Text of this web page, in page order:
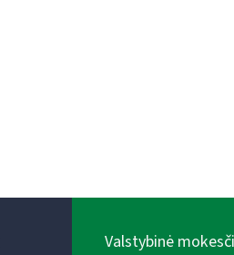
Valstybinė